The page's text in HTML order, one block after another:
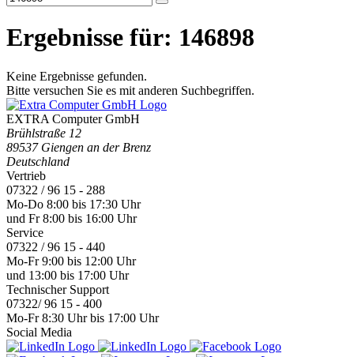
Ergebnisse für: 146898
Keine Ergebnisse gefunden.
Bitte versuchen Sie es mit anderen Suchbegriffen.
EXTRA Computer GmbH
Brühlstraße 12
89537 Giengen an der Brenz
Deutschland
Vertrieb
07322 / 96 15 - 288
Mo-Do 8:00 bis 17:30 Uhr
und Fr 8:00 bis 16:00 Uhr
Service
07322 / 96 15 - 440
Mo-Fr 9:00 bis 12:00 Uhr
und 13:00 bis 17:00 Uhr
Technischer Support
07322/ 96 15 - 400
Mo-Fr 8:30 Uhr bis 17:00 Uhr
Social Media